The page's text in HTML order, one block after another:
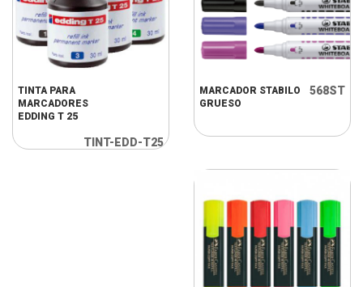
TINTA PARA
MARCADORES
EDDING T 25
TINT-EDD-T25
MARCADOR STABILO
GRUESO
568ST